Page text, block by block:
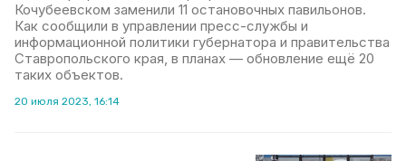
Кочубеевском заменили 11 остановочных павильонов.
Как сообщили в управлении пресс-службы и
информационной политики губернатора и правительства
Ставропольского края, в планах — обновление ещё 20
таких объектов.
20 июля 2023, 16:14